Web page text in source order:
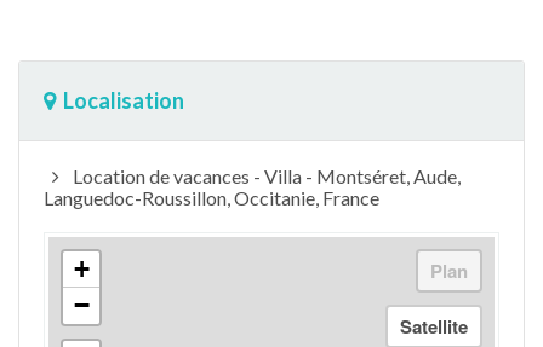
Localisation
Location de vacances - Villa - Montséret, Aude,
Languedoc-Roussillon, Occitanie, France
+
−